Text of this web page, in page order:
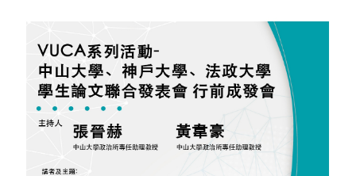
talks about online public opinion. Two speakers will share their
current research on online opinion employing different research
methods. From a cross-country perspective (Taiwan &
Germany), Dr. Lin explores how populist messages and styles
or organizational factors influence Facebook users’ emotional
reactions (e.g., anger). Dr. Tulga focuses on deepfake
technology, which in recent years has been used for fraud,
political manipulation, and reputational damage. He examines
Taiwan’s engagement with deepfakes and how this interest has